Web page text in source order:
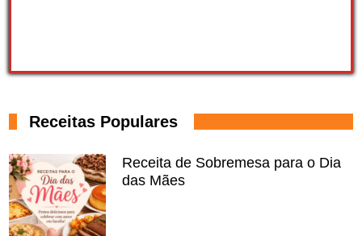
Receitas Populares
Receita de Sobremesa para o Dia
das Mães